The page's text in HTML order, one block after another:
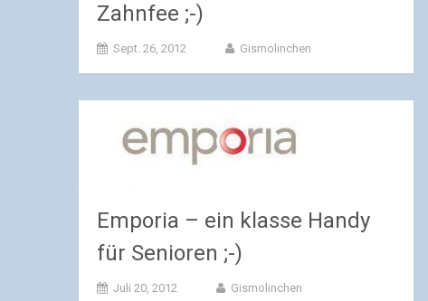
Zahnfee ;-)
Sept. 26, 2012 Gismolinchen
Emporia – ein klasse Handy
für Senioren ;-)
Juli 20, 2012 Gismolinchen